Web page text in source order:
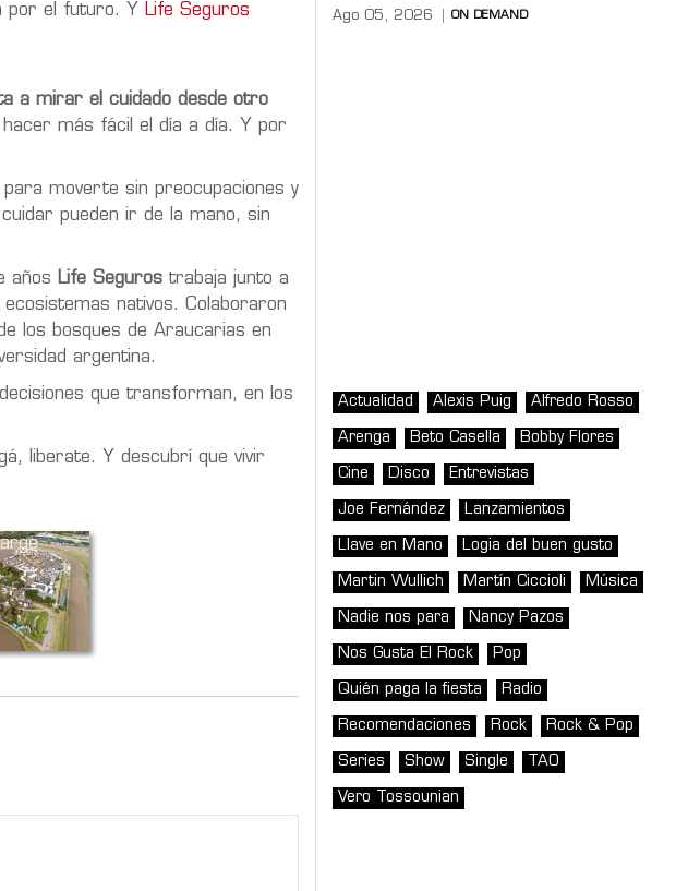
por el futuro. Y
Life Seguros
a mirar el cuidado desde otro
más fácil el día a día. Y por
moverte sin preocupaciones y
pueden ir de la mano, sin
años Life Seguros trabaja junto a
nativos. Colaboraron
los bosques de Araucarias en
argentina.
que transforman, en los
liberate. Y descubrí que vivir
Ago 05, 2026 ON DEMAND
Actualidad Alexis Puig Alfredo Rosso
Arenga Beto Casella Bobby Flores
Cine Disco Entrevistas
Joe Fernández Lanzamientos
Llave en Mano Logia del buen gusto
Martin Wullich Martín Ciccioli Música
Nadie nos para Nancy Pazos
Nos Gusta El Rock Pop
Quién paga la fiesta Radio
Recomendaciones Rock Rock & Pop
Series Show Single TAO
Vero Tossounian